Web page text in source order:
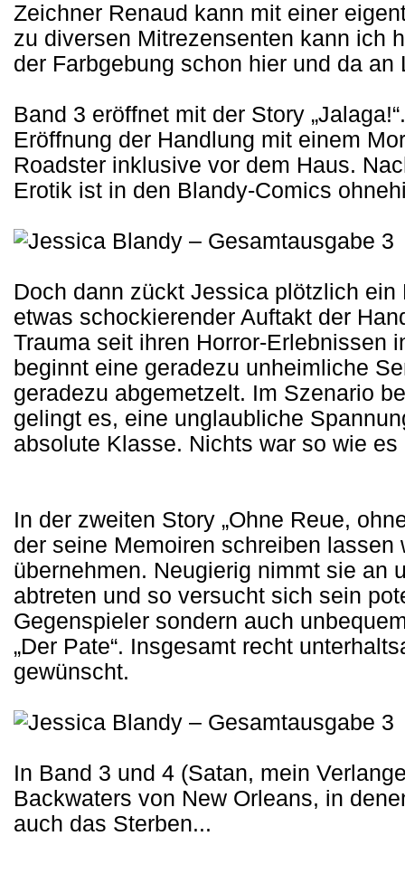
Zeichner Renaud kann mit einer
zu diversen Mitrezensenten kann ich
der Farbgebung schon hier und da an
Band 3 eröffnet mit der Story
Eröffnung der Handlung mit einem
Roadster inklusive vor dem Haus.
Erotik ist in den Blandy-Comics
Doch dann zückt Jessica plötzlich
etwas schockierender Auftakt der
Trauma seit ihren Horror-Erlebnissen
beginnt eine geradezu unheimliche
geradezu abgemetzelt. Im Szenario
gelingt es, eine unglaubliche
absolute Klasse. Nichts war so wie
In der zweiten Story „Ohne Reue,
der seine Memoiren schreiben
übernehmen. Neugierig nimmt sie an
abtreten und so versucht sich sein
Gegenspieler sondern auch
„Der Pate“. Insgesamt recht
gewünscht.
In Band 3 und 4 (Satan, mein
Backwaters von New Orleans, in
auch das Sterben...